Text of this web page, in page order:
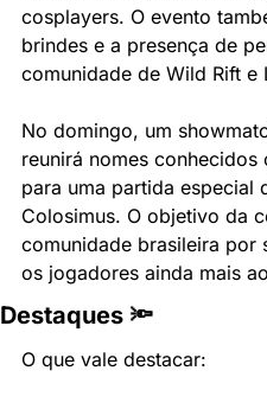
cosplayers. O evento
brindes e a presença de
comunidade de Wild Rift e
No domingo, um
reunirá nomes conhecidos
para uma partida especial
Colosimus. O objetivo da
comunidade brasileira por
os jogadores ainda mais
Destaques 🔦
O que vale destacar: